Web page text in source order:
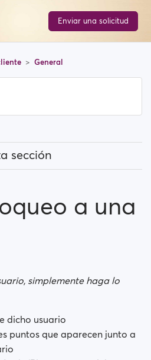
Enviar una solicitud
General
sección
ubicación y cómo funciona
usuario?
el sitio. ¿Qué hago?
a una
simplemente haga lo
dicho usuario
puntos que aparecen junto a